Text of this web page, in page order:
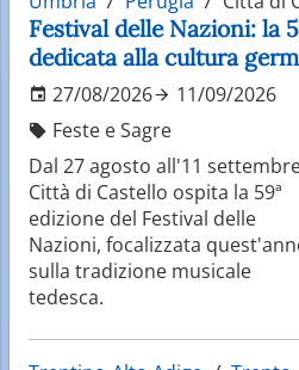
Festival delle Nazioni: la
dedicata alla cultura
27/08/2026
11/09/2026
Feste e Sagre
Dal 27 agosto all'11
Città di Castello ospita la 59ª
edizione del Festival delle
Nazioni, focalizzata
sulla tradizione musicale
tedesca.